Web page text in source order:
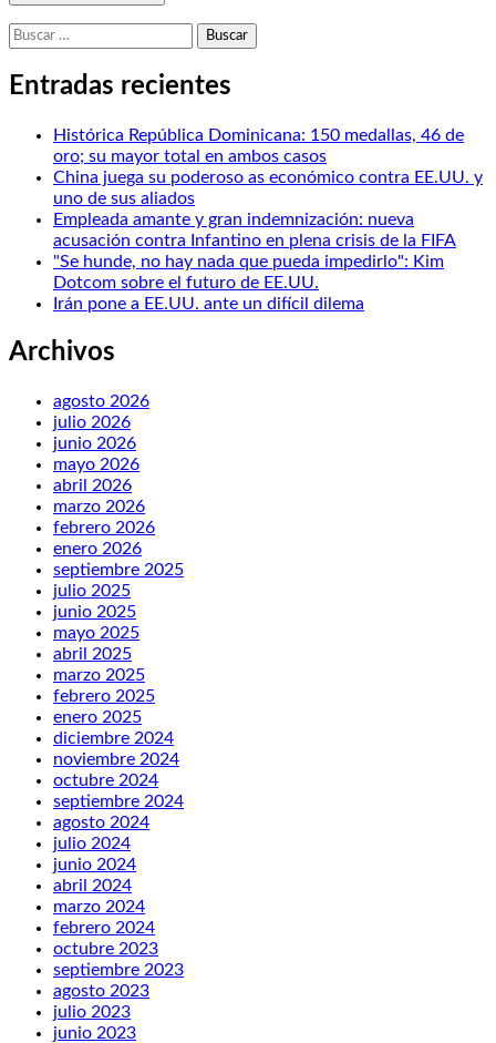
Buscar:
Entradas recientes
Histórica República Dominicana: 150 medallas, 46 de
oro; su mayor total en ambos casos
China juega su poderoso as económico contra EE.UU. y
uno de sus aliados
Empleada amante y gran indemnización: nueva
acusación contra Infantino en plena crisis de la FIFA
"Se hunde, no hay nada que pueda impedirlo": Kim
Dotcom sobre el futuro de EE.UU.
Irán pone a EE.UU. ante un difícil dilema
Archivos
agosto 2026
julio 2026
junio 2026
mayo 2026
abril 2026
marzo 2026
febrero 2026
enero 2026
septiembre 2025
julio 2025
junio 2025
mayo 2025
abril 2025
marzo 2025
febrero 2025
enero 2025
diciembre 2024
noviembre 2024
octubre 2024
septiembre 2024
agosto 2024
julio 2024
junio 2024
abril 2024
marzo 2024
febrero 2024
octubre 2023
septiembre 2023
agosto 2023
julio 2023
junio 2023